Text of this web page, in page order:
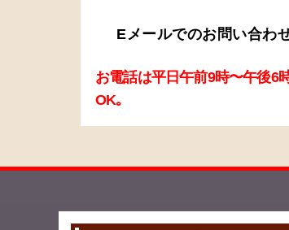
Eメールでのお問い合わ
お電話は平日午前9時〜午後6
OK｡